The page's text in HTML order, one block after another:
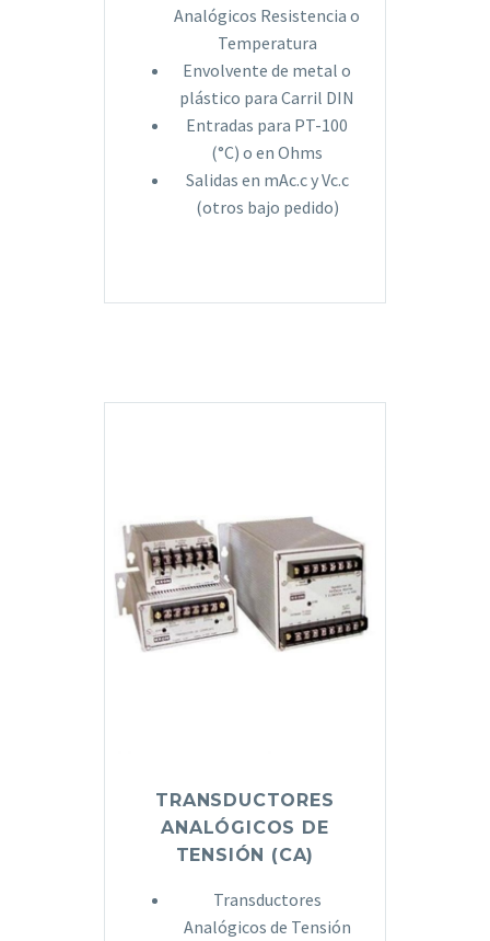
Analógicos Resistencia o
Temperatura
Envolvente de metal o
plástico para Carril DIN
Entradas para PT-100
(°C) o en Ohms
Salidas en mAc.c y Vc.c
(otros bajo pedido)
TRANSDUCTORES
ANALÓGICOS DE
TENSIÓN (CA)
Transductores
Analógicos de Tensión